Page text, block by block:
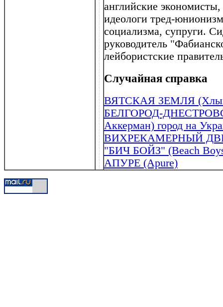
английские
идеологи тред-
социализма, супруги.
руководитель
лейбористские
Случайная справка
ВЯТСКАЯ ЗЕМЛЯ
БЕЛГОРОД-
Аккерман) город на
ВИХРЕКАМЕРНЫЙ
"БИЧ БОЙЗ" (Beach
АПУРЕ (Apure)